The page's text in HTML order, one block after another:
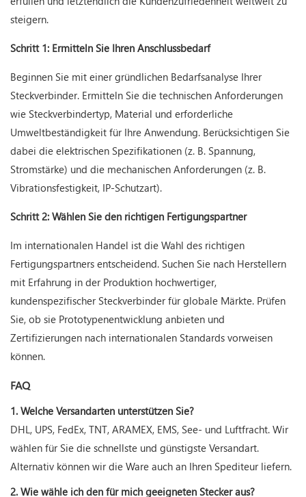
steigern.
Schritt 1: Ermitteln Sie Ihren Anschlussbedarf
Beginnen Sie mit einer gründlichen Bedarfsanalyse Ihrer
Steckverbinder. Ermitteln Sie die technischen Anforderungen
wie Steckverbindertyp, Material und erforderliche
Umweltbeständigkeit für Ihre Anwendung. Berücksichtigen Sie
dabei die elektrischen Spezifikationen (z. B. Spannung,
Stromstärke) und die mechanischen Anforderungen (z. B.
Vibrationsfestigkeit, IP-Schutzart).
Schritt 2: Wählen Sie den richtigen Fertigungspartner
Im internationalen Handel ist die Wahl des richtigen
Fertigungspartners entscheidend. Suchen Sie nach Herstellern
mit Erfahrung in der Produktion hochwertiger,
kundenspezifischer Steckverbinder für globale Märkte. Prüfen
Sie, ob sie Prototypenentwicklung anbieten und
Zertifizierungen nach internationalen Standards vorweisen
können.
FAQ
1. Welche Versandarten unterstützen Sie?
DHL, UPS, FedEx, TNT, ARAMEX, EMS, See- und Luftfracht. Wir
wählen für Sie die schnellste und günstigste Versandart.
Alternativ können wir die Ware auch an Ihren Spediteur liefern.
2. Wie wähle ich den für mich geeigneten Stecker aus?